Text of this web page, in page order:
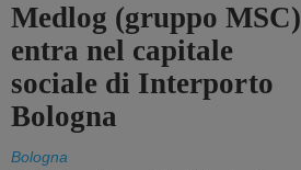
Medlog (gruppo MSC)
entra nel capitale
sociale di Interporto
Bologna
Bologna